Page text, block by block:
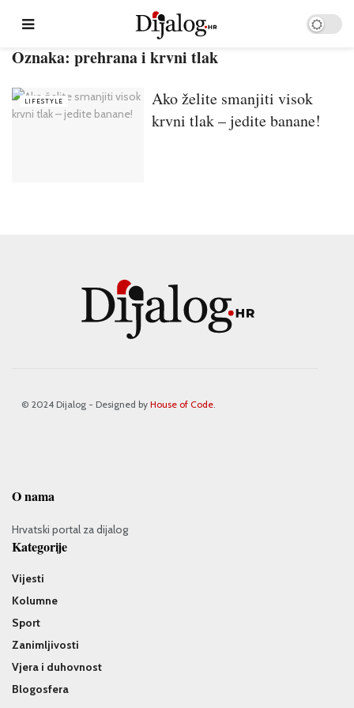
Oznaka: prehrana i krvni tlak
LIFESTYLE
Ako želite smanjiti visok
krvni tlak – jedite banane!
© 2024 Dijalog - Designed by House of Code
O nama
Hrvatski portal za dijalog
Kategorije
Vijesti
Kolumne
Sport
Zanimljivosti
Vjera i duhovnost
Blogosfera